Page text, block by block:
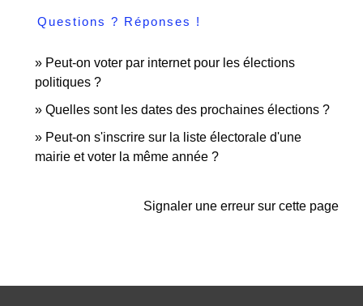
Questions ? Réponses !
Peut-on voter par internet pour les élections
politiques ?
Quelles sont les dates des prochaines élections ?
Peut-on s'inscrire sur la liste électorale d'une
mairie et voter la même année ?
Signaler une erreur sur cette page